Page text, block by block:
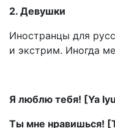
2. Девушки
Иностранцы для
и экстрим. Иногда
Я люблю тебя! [Ya
Ты мне нравишься!